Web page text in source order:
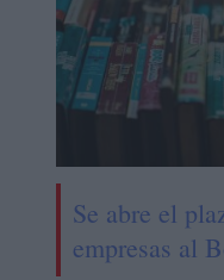
Se abre el
empresas al